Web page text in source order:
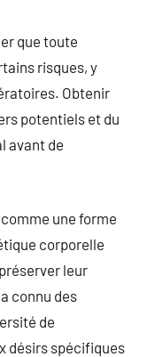
que toute
risques, y
Obtenir
potentiels et du
avant de
une forme
corporelle
leur
connu des
de
désirs spécifiques